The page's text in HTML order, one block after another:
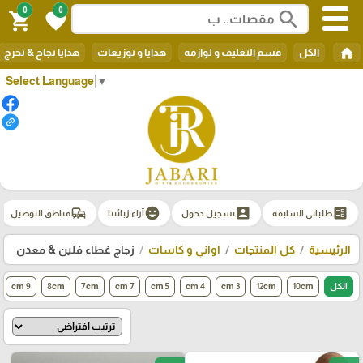
Select Language ▼
search
0
favorite
0
shopping_cart
home الكل قسم التغليف و لوازمه هدايا و توزيعات هدايا نجاح & تخرج
ballotطلباتي السابقة account_boxتسجيل دخول emoji_emotionsآراء زبائننا commuteمناطق التوصيل
الرئيسية كل المنتجات اواني و كاسات زجاج غطاء فلين & معدن
الكل 10cm
12cm
3 cm
4 cm
5 cm
7 cm
7cm
8cm
9 cm